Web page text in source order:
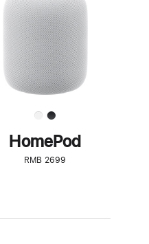
了
解
HomePod<
HomePod
RMB 2699